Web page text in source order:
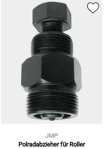
JMP
Polradabzieher für Roller